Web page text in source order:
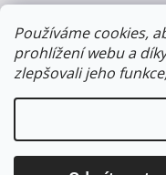
Používáme cookies,
prohlížení webu a
zlepšovali jeho
E-mailová adresa